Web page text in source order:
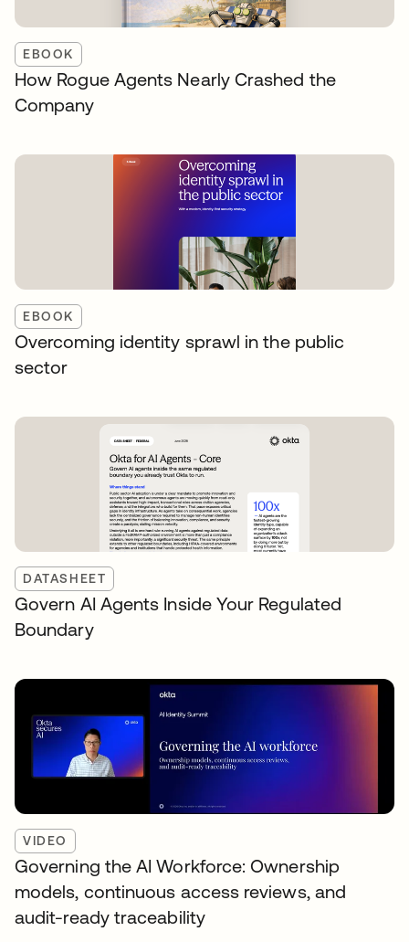
EBOOK
How Rogue Agents Nearly Crashed the
Company
EBOOK
Overcoming identity sprawl in the public
sector
DATASHEET
Govern AI Agents Inside Your Regulated
Boundary
VIDEO
Governing the AI Workforce: Ownership
models, continuous access reviews, and
audit-ready traceability